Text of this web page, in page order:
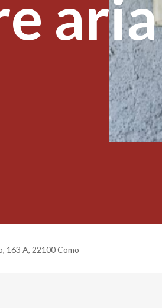
aria
163 A, 22100Como